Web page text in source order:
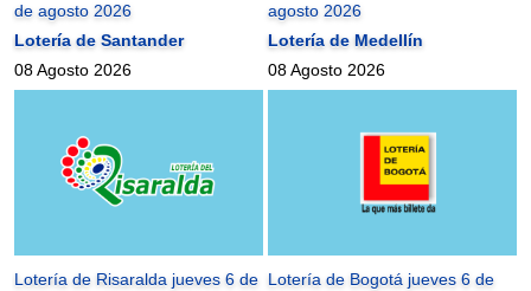
de agosto 2026
Lotería de Santander
08 Agosto 2026
agosto 2026
Lotería de Medellín
08 Agosto 2026
Lotería de Risaralda jueves 6 de Lotería de Bogotá jueves 6 de